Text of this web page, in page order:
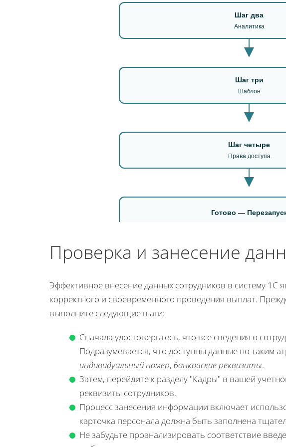
Шаг два
Аналитика
Шаг три
Шаблон
Шаг четыре
Права доступа
Готово —
Проверка и занесение
Эффективное внесение данных сотрудников в систему 1С
корректного и своевременного проведения выплат.
выполните следующие шаги:
Сначала удостоверьтесь, что все сведения о
Подразумевается, что доступны данные по таким
индивидуальный номер, банковские реквизиты.
Затем, перейдите к разделу "Кадры" в вашей
реквизиты сотрудников.
Процесс занесения информации включает
карточка персонала должна быть заполнена
Не забудьте проанализировать соответствие